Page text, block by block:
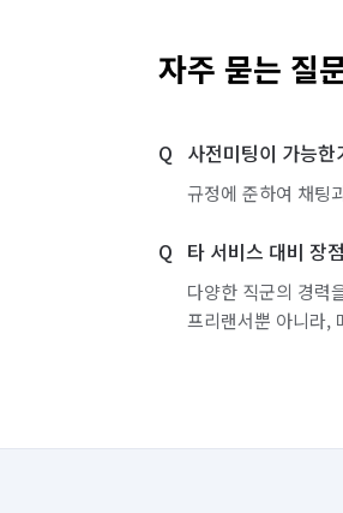
자주 묻는 질
사전미팅이 가능한
규정에 준하여 채팅
타 서비스 대비 장
다양한 직군의 경력
프리랜서뿐 아니라,